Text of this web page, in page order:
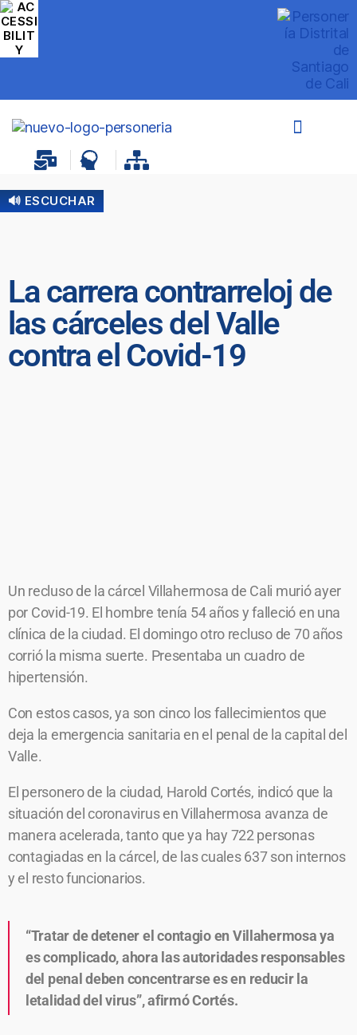
🔊 ESCUCHAR
La carrera contrarreloj de
las cárceles del Valle
contra el Covid-19
Un recluso de la cárcel Villahermosa de Cali murió ayer
por Covid-19. El hombre tenía 54 años y falleció en una
clínica de la ciudad. El domingo otro recluso de 70 años
corrió la misma suerte. Presentaba un cuadro de
hipertensión.
Con estos casos, ya son cinco los fallecimientos que
deja la emergencia sanitaria en el penal de la capital del
Valle.
El personero de la ciudad, Harold Cortés, indicó que la
situación del coronavirus en Villahermosa avanza de
manera acelerada, tanto que ya hay 722 personas
contagiadas en la cárcel, de las cuales 637 son internos
y el resto funcionarios.
“Tratar de detener el contagio en Villahermosa ya
es complicado, ahora las autoridades responsables
del penal deben concentrarse es en reducir la
letalidad del virus”, afirmó Cortés.